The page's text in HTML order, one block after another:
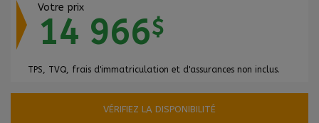
Votre prix
14 966$
TPS, TVQ, frais d'immatriculation et d'assurances non inclus.
VÉRIFIEZ LA DISPONIBILITÉ